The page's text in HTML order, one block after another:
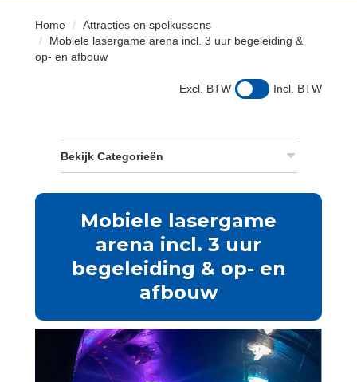
Home
Attracties en spelkussens
Mobiele lasergame arena incl. 3 uur begeleiding &
op- en afbouw
Excl. BTW Incl. BTW
Bekijk Categorieën
Mobiele lasergame
arena incl. 3 uur
begeleiding & op- en
afbouw